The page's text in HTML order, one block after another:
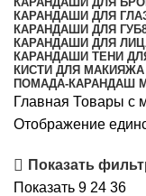
КАРАНДАШИ ДЛЯ
КАРАНДАШИ ДЛЯ ГУБ
КАРАНДАШИ ДЛЯ
КАРАНДАШИ ТЕНИ
КИСТИ ДЛЯ МАКИЯЖА
ПОМАДА-КАРАНДАШ
Главная Товары с
Отображение
Показать
Показать 9 24 36